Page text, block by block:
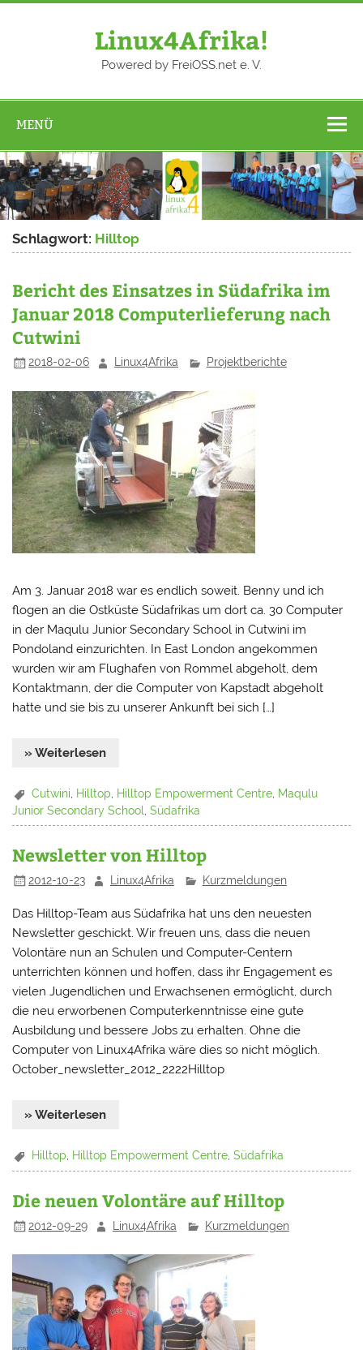
Zum
Linux4Afrika!
Powered by FreiOSS.net e. V.
MENÜ
Schlagwort: Hilltop
Bericht des Einsatzes in Südafrika im
Januar 2018 Computerlieferung nach
Cutwini
2018-02-06 Linux4Afrika Projektberichte
Am 3. Januar 2018 war es endlich soweit. Benny und ich
flogen an die Ostküste Südafrikas um dort ca. 30 Computer
in der Maqulu Junior Secondary School in Cutwini im
Pondoland einzurichten. In East London angekommen
wurden wir am Flughafen von Rommel abgeholt, dem
Kontaktmann, der die Computer von Kapstadt abgeholt
hatte und sie bis zu unserer Ankunft bei sich […]
» Weiterlesen
Cutwini Hilltop Hilltop Empowerment Centre Maqulu
Junior Secondary School ,Südafrika
Newsletter von Hilltop
2012-10-23 Linux4Afrika Kurzmeldungen
Das Hilltop-Team aus Südafrika hat uns den neuesten
Newsletter geschickt. Wir freuen uns, dass die neuen
Volontäre nun an Schulen und Computer-Centern
unterrichten können und hoffen, dass ihr Engagement es
vielen Jugendlichen und Erwachsenen ermöglicht, durch
die neu erworbenen Computerkenntnisse eine gute
Ausbildung und bessere Jobs zu erhalten. Ohne die
Computer von Linux4Afrika wäre dies so nicht möglich.
October_newsletter_2012_2222Hilltop
» Weiterlesen
Hilltop Hilltop Empowerment Centre ,Südafrika
Die neuen Volontäre auf Hilltop
2012-09-29 Linux4Afrika Kurzmeldungen